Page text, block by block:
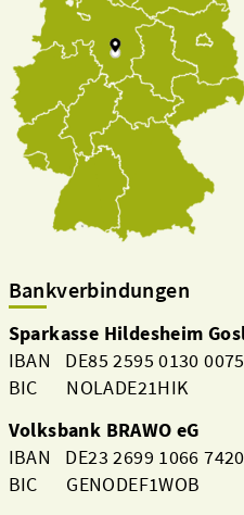
Bankverbindungen
Sparkasse Hildesheim
IBAN DE85 2595 0130
BIC NOLADE21HIK
Volksbank BRAWO eG
IBAN DE23 2699 1066
BIC GENODEF1WOB